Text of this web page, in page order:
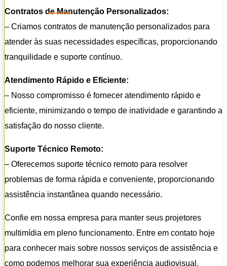
Contratos de Manutenção Personalizados:
– Criamos contratos de manutenção personalizados para
atender às suas necessidades específicas, proporcionando
tranquilidade e suporte contínuo.
Atendimento Rápido e Eficiente:
– Nosso compromisso é fornecer atendimento rápido e
eficiente, minimizando o tempo de inatividade e garantindo a
satisfação do nosso cliente.
Suporte Técnico Remoto:
– Oferecemos suporte técnico remoto para resolver
problemas de forma rápida e conveniente, proporcionando
assistência instantânea quando necessário.
Confie em nossa empresa para manter seus projetores
multimídia em pleno funcionamento. Entre em contato hoje
para conhecer mais sobre nossos serviços de assistência e
como podemos melhorar sua experiência audiovisual.